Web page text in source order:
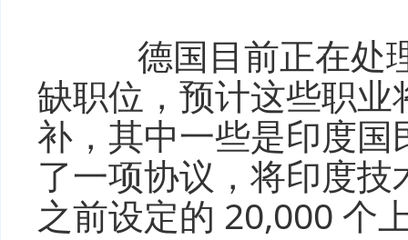
德国目前正在处
缺职位，预计这些职
补，其中一些是印度
了一项协议，将印度
之前设定的 20,000 个